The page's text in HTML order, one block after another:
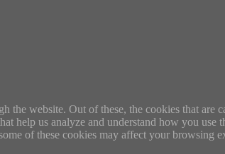
website. Out of these, the cookies that are
help us analyze and understand how you
of these cookies may affect your browsing